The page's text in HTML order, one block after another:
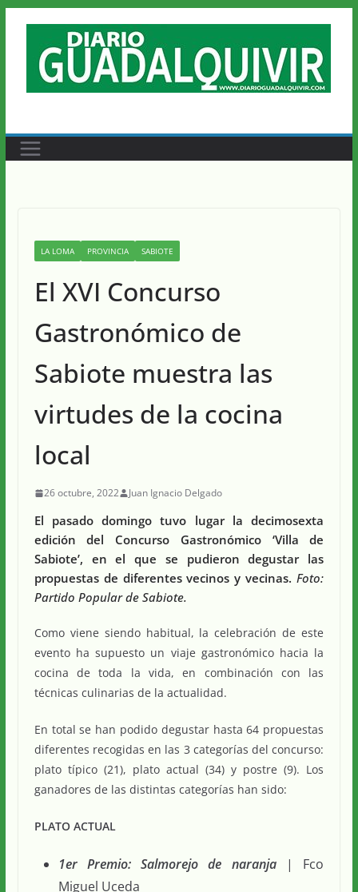
contenido
LA LOMA PROVINCIA SABIOTE
El XVI Concurso
Gastronómico de
Sabiote muestra las
virtudes de la cocina
local
26 octubre, 2022 Juan Ignacio Delgado
El pasado domingo tuvo lugar la decimosexta
edición del Concurso Gastronómico ‘Villa de
Sabiote’, en el que se pudieron degustar las
propuestas de diferentes vecinos y vecinas.Foto:
Partido Popular de Sabiote.
Como viene siendo habitual, la celebración de este
evento ha supuesto un viaje gastronómico hacia la
cocina de toda la vida, en combinación con las
técnicas culinarias de la actualidad.
En total se han podido degustar hasta 64 propuestas
diferentes recogidas en las 3 categorías del concurso:
plato típico (21), plato actual (34) y postre (9). Los
ganadores de las distintas categorías han sido:
PLATO ACTUAL
1er Premio: Salmorejo de naranja| Fco
Miguel Uceda